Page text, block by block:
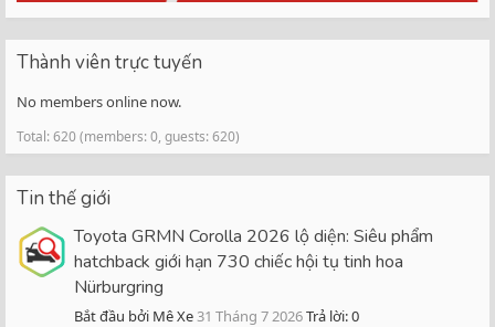
Thành viên trực tuyến
No members online now.
Total: 620 (members: 0, guests: 620)
Tin thế giới
Toyota GRMN Corolla 2026 lộ diện: Siêu phẩm
hatchback giới hạn 730 chiếc hội tụ tinh hoa
Nürburgring
Bắt đầu bởi Mê Xe31 Tháng 7 2026Trả lời: 0